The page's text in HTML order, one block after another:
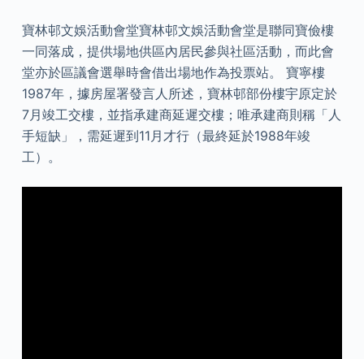
寶林邨文娛活動會堂寶林邨文娛活動會堂是聯同寶儉樓
一同落成，提供場地供區內居民參與社區活動，而此會
堂亦於區議會選舉時會借出場地作為投票站。 寶寧樓
1987年，據房屋署發言人所述，寶林邨部份樓宇原定於
7月竣工交樓，並指承建商延遲交樓；唯承建商則稱「人
手短缺」，需延遲到11月才行（最終延於1988年竣
工）。